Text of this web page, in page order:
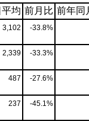
均 前月比 前年同
3,102 -33.8%
2,339 -33.3%
487 -27.6%
237 -45.1%